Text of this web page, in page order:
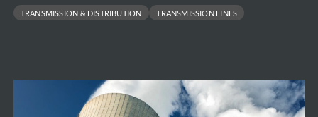
TRANSMISSION & DISTRIBUTION TRANSMISSION LINES